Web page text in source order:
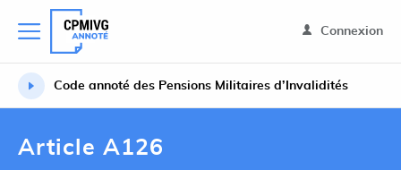
Connexion
Code annoté des Pensions Militaires d’Invalidités
Article A126